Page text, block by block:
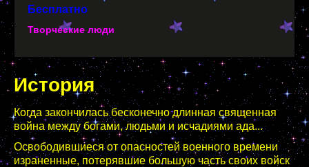
Бесплатно
Творческие люди
История
Когда закончилась бесконечно длинная священная
война между богами, людьми и исчадиями ада...
Освободившиеся от опасностей военного времени
израненные, потерявшие большую часть своих войск